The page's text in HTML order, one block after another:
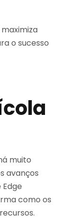
o sucesso
muito
avanços
como os